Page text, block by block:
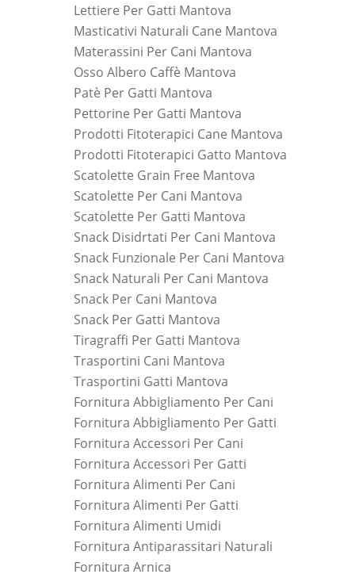
Lettiere Per Gatti Mantova
Masticativi Naturali Cane Mantova
Materassini Per Cani Mantova
Osso Albero Caffè Mantova
Patè Per Gatti Mantova
Pettorine Per Gatti Mantova
Prodotti Fitoterapici Cane Mantova
Prodotti Fitoterapici Gatto Mantova
Scatolette Grain Free Mantova
Scatolette Per Cani Mantova
Scatolette Per Gatti Mantova
Snack Disidrtati Per Cani Mantova
Snack Funzionale Per Cani Mantova
Snack Naturali Per Cani Mantova
Snack Per Cani Mantova
Snack Per Gatti Mantova
Tiragraffi Per Gatti Mantova
Trasportini Cani Mantova
Trasportini Gatti Mantova
Fornitura Abbigliamento Per Cani
Fornitura Abbigliamento Per Gatti
Fornitura Accessori Per Cani
Fornitura Accessori Per Gatti
Fornitura Alimenti Per Cani
Fornitura Alimenti Per Gatti
Fornitura Alimenti Umidi
Fornitura Antiparassitari Naturali
Fornitura Arnica